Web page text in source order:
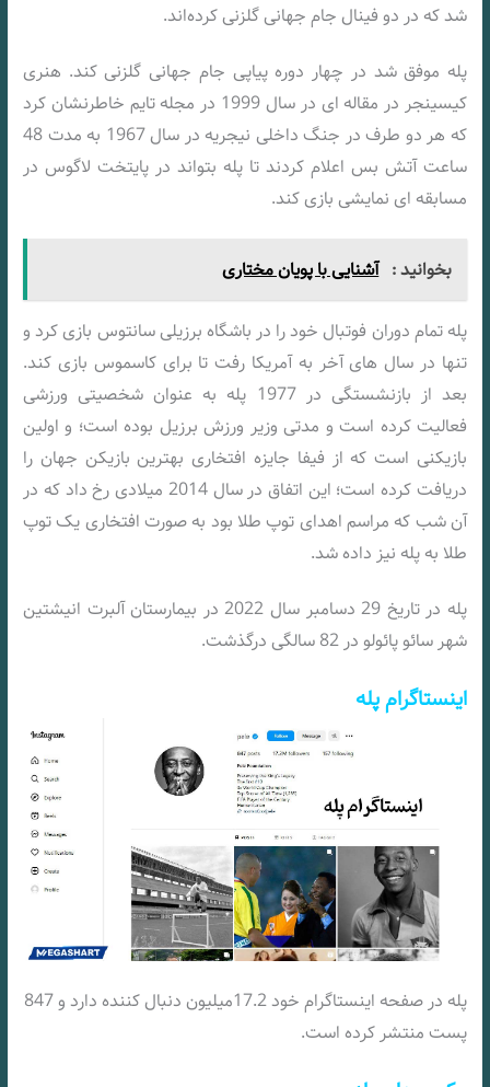
شد که در دو فینال جام جهانی گلزنی کرده‌اند.
پله موفق شد در چهار دوره پیاپی جام جهانی گلزنی کند. هنری
کیسینجر در مقاله‌ ای در سال 1999 در مجله تایم خاطرنشان کرد
که هر دو طرف در جنگ داخلی نیجریه در سال 1967 به مدت 48
ساعت آتش‌ بس اعلام کردند تا پله بتواند در پایتخت لاگوس در
مسابقه‌ ای نمایشی بازی کند.
بخوانید : آشنایی با پویان مختاری
پله تمام دوران فوتبال خود را در باشگاه برزیلی سانتوس بازی کرد و
تنها در سال‌ های آخر به آمریکا رفت تا برای کاسموس بازی کند.
بعد از بازنشستگی در 1977 پله به عنوان شخصیتی ورزشی
فعالیت کرده‌ است و مدتی وزیر ورزش برزیل بوده‌ است؛ و اولین
بازیکنی است که از فیفا جایزه افتخاری بهترین بازیکن جهان را
دریافت کرده‌ است؛ این اتفاق در سال 2014 میلادی رخ داد که در
آن شب که مراسم اهدای توپ طلا بود به صورت افتخاری یک توپ
طلا به پله نیز داده شد.
پله در تاریخ 29 دسامبر سال 2022 در بیمارستان آلبرت انیشتین
شهر سائو پائولو در 82 سالگی درگذشت.
اینستاگرام پله
پله در صفحه اینستاگرام خود 17.2میلیون دنبال کننده دارد و 847
پست منتشر کرده است.